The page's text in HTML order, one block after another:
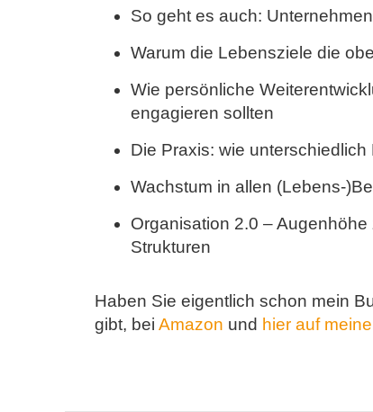
So geht es auch:
Warum die Lebensziele die
Wie persönliche
engagieren sollten
Die Praxis: wie
Wachstum in allen (Lebens-
Organisation 2.0 –
Strukturen
Haben Sie eigentlich schon mein
gibt, bei Amazon und hier auf